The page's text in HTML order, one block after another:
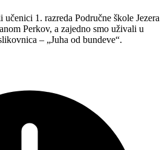
učenici 1. razreda Područne škole Jezera
Perkov, a zajedno smo uživali u
– „Juha od bundeve“.